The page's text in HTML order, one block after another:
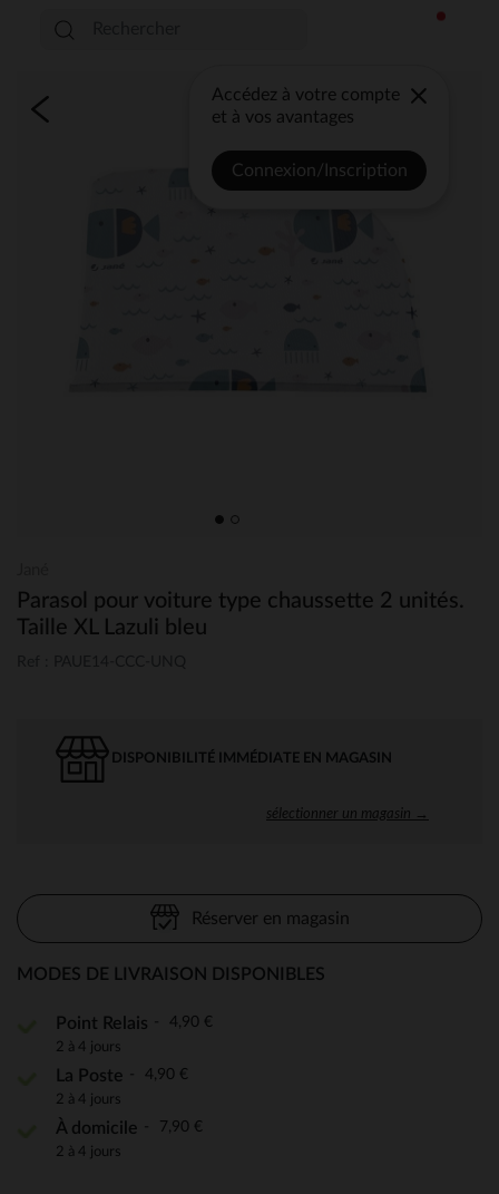
Accédez à votre compte
et à vos avantages
Connexion/Inscription
Parasol pour voiture type chaussette 2 unités.
Taille XL Lazuli bleu
DISPONIBILITÉ IMMÉDIATE EN MAGASIN
sélectionner un magasin →
Réserver en magasin
MODES DE LIVRAISON DISPONIBLES
Point Relais 4,90 €
2 à 4 jours
La Poste 4,90 €
2 à 4 jours
À domicile 7,90 €
2 à 4 jours